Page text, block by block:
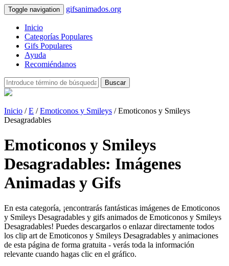
Toggle navigation gifsanimados.org
Inicio
Categorías Populares
Gifs Populares
Ayuda
Recomiéndanos
Buscar
Inicio /E /Emoticonos y Smileys / Emoticonos y Smileys
Desagradables
Emoticonos y Smileys
Desagradables: Imágenes
Animadas y Gifs
En esta categoría, ¡encontrarás fantásticas imágenes de Emoticonos
y Smileys Desagradables y gifs animados de Emoticonos y Smileys
Desagradables! Puedes descargarlos o enlazar directamente todos
los clip art de Emoticonos y Smileys Desagradables y animaciones
de esta página de forma gratuita - verás toda la información
relevante cuando hagas clic en el gráfico.